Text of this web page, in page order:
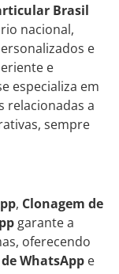
Brasil
nacional,
e
e
especializa em
relacionadas a
sempre
, Clonagem de
garante a
oferecendo
WhatsApp e